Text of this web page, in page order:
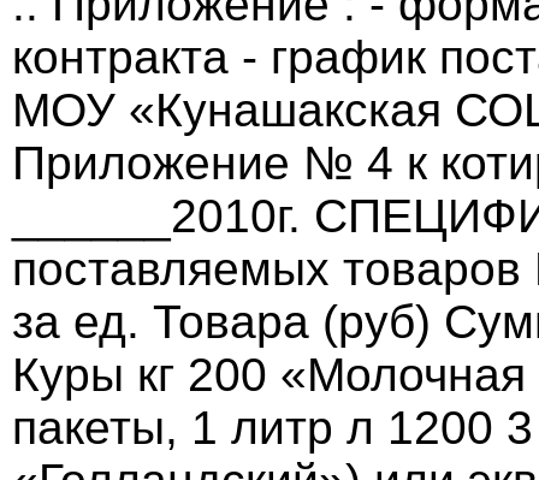
контракта - график
МОУ «Кунашакская
Приложение № 4 к
______2010г.
поставляемых
за ед. Товара (руб)
Куры кг 200
пакеты, 1 литр л 1200